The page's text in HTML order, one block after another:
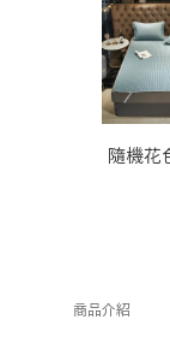
商品介紹